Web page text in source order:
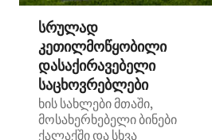
სრულად
კეთილმოწყობილი
დასაქირავებელი
საცხოვრებლები
ხის სახლები მთაში,
მოსახერხებელი ბინები
ქალაქში და სხვა